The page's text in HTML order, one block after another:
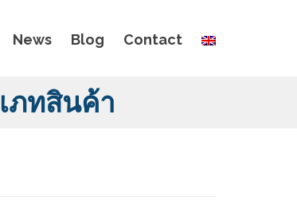
News Blog Contact
ภทสินค้า